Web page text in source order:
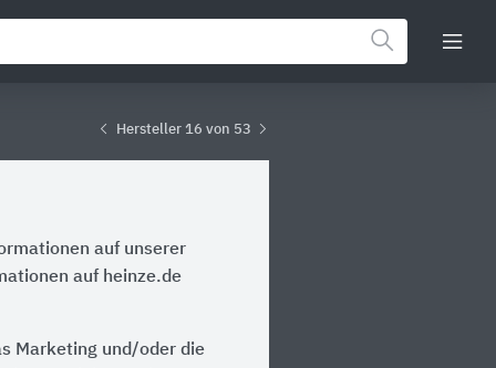
Hersteller 16 von 53
auf unserer
auf heinze.de
Marketing und/oder die